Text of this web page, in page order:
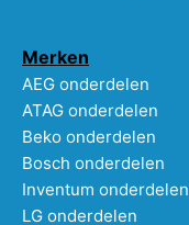
Merken
AEG onderdelen
ATAG onderdelen
Beko onderdelen
Bosch onderdelen
Inventum onderdelen
LG onderdelen